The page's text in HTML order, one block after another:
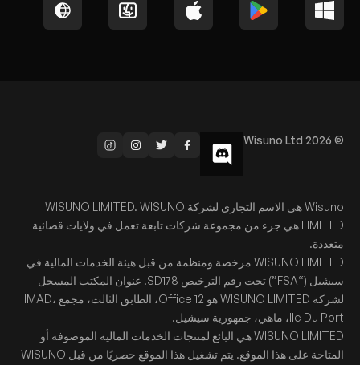
© Wisuno Ltd 2026
Wisuno هي الاسم التجاري لشركة WISUNO LIMITED. WISUNO
LIMITED هي جزء من مجموعة شركات تابعة تعمل في ولايات قضائية
متعددة.
WISUNO LIMITED مرخصة ومنظمة من قبل هيئة الخدمات المالية في
سيشيل (“FSA”) تحت رقم الترخيص SD178. عنوان المكتب المسجل
لشركة WISUNO LIMITED هو Office 12، الطابق الثالث، مجمع IMAD،
Ile Du Port، ماهي، جمهورية سيشيل.
WISUNO LIMITED هي البائع لمنتجات الخدمات المالية الموصوفة أو
المتاحة على هذا الموقع. يتم تشغيل هذا الموقع حصريًا من قبل WISUNO